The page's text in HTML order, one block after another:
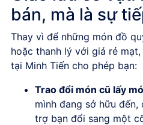
bán, mà là sự
Thay vì để những món đồ
hoặc thanh lý với giá rẻ
tại Minh Tiến cho phép bạn:
Trao đổi món cũ lấy
mình đang sở hữu
trợ bạn đổi sang một